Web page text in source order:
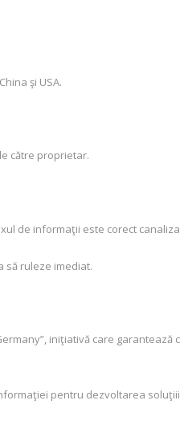
şi USA.
către proprietar.
de informaţii este corect
să ruleze imediat.
iniţiativă care
pentru dezvoltarea